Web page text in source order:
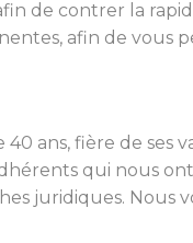
de contrer la
afin de vous
ans, fière de
qui nous
juridiques. Nous